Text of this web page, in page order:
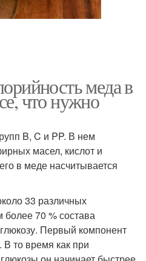
меда в
что нужно
B, C и PP. В нем
масел, кислот и
в меде насчитывается
33 различных
70 % состава
Первый компонент
то время как при